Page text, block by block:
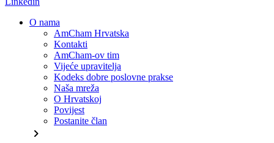
O nama
AmCham Hrvatska
Kontakti
AmCham-ov tim
Vijeće upravitelja
Kodeks dobre poslovne prakse
Naša mreža
O Hrvatskoj
Povijest
Postanite član
chevron_right